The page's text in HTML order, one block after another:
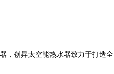
创昇太空能热水器致力于打造